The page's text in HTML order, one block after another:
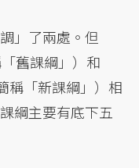
」了兩處。但
舊課綱」）和
稱「新課綱」）相
綱主要有底下五